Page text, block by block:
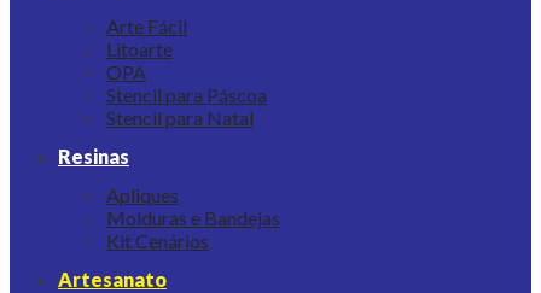
Arte Fácil
Litoarte
OPA
Stencil para Páscoa
Stencil para Natal
Resinas
Apliques
Molduras e Bandejas
Kit Cenários
Artesanato